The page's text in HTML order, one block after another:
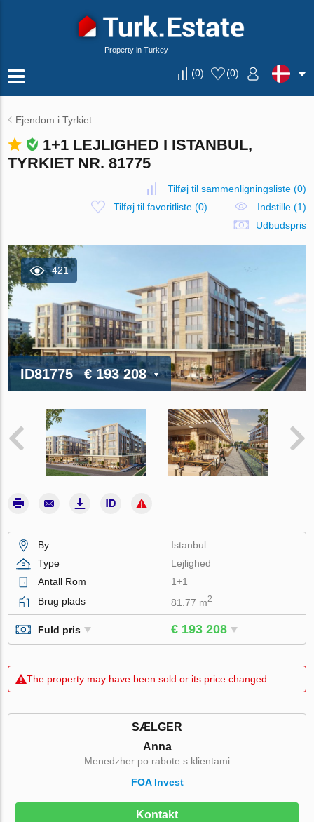
Property in Turkey
(0) (0)
Ejendom i Tyrkiet
1+1 LEJLIGHED I ISTANBUL,
TYRKIET NR. 81775
Tilføj til sammenligningsliste(0)
Tilføj til favoritliste (0)
Indstille (1)
Udbudspris
421
ID81775 € 193 208
By
Istanbul
Type
Lejlighed
Antall Rom
1+1
Brug plads
81.77 m2
Fuld pris € 193 208
The property may have been sold or its price changed
SÆLGER
Anna
Menedzher po rabote s klientami
FOA Invest
Kontakt